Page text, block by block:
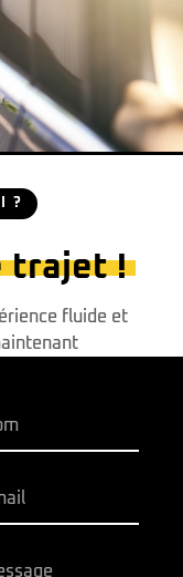
?
trajet !
fluide et